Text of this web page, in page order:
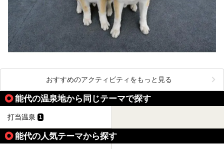
おすすめのアクティビティをもっと見る
能代の温泉地から同じテーマで探す
打当温泉 1
能代の人気テーマから探す